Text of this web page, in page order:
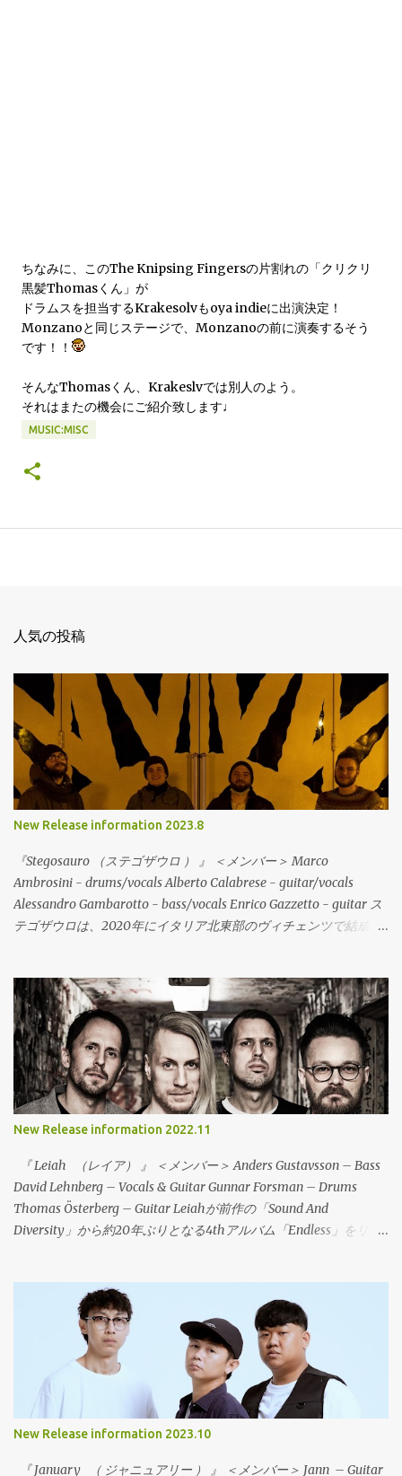
ちなみに、このThe Knipsing Fingersの片割れの「クリクリ
黒髪Thomasくん」が
ドラムスを担当するKrakesolvもoya indieに出演決定！
Monzanoと同じステージで、Monzanoの前に演奏するそう
です！！
そんなThomasくん、Krakeslvでは別人のよう。
それはまたの機会にご紹介致します♩
MUSIC:MISC
人気の投稿
New Release information 2023.8
『Stegosauro （ステゴザウロ ） 』 ＜メンバー＞ Marco
Ambrosini - drums/vocals Alberto Calabrese - guitar/vocals
Alessandro Gambarotto - bass/vocals Enrico Gazzetto - guitar ス
テゴザウロは、2020年にイタリア北東部のヴィチェンツで結成さ
るメンバーが友人を通じて知り合って活動を開始。今作は、デビ
ューEPの6曲入りで、すでにデジタルでは配信されて注目を集めて
いる。レコードは、イタリアのValerian SwingやDAGS!などのリリ
ースや来日を一緒にサポートした、To Lose La Trackとの共同でリ
リース！CDやカセットテープもリリースされ、地元のローカルレ
ーベル（Dischi Decenti / Longrail / È Un Brutto Posto Dove Vivere
/ Troppistruzzi / 1a0）が共同でリリース。まさに、ダークホース
す存在になるであろう。彼らは、MidWest Emoやマスロックなど
の影響を公言していることもあり、CAP‘N JAZZ～AMERICAN
FOOTBALL～ALGERNON CADWALLADER～SNOWINGと引き継が
れてきたサウンドが、今このバンドによって鳴らされている。冒
ロングでMidwest Emoの新時代を切り開く！ Stegosauro -
「EP」 01.Jap'n Cazz 02.Squalo 03.Van Houten 04.Tangram
05.Streghe 06.Buonanotte Raga FOMR-0101 LP (One Sided LP)
2023年7月中旬発売予定 オープンプライス 全6曲 ※To Lose La
New Release information 2022.11
『 Leiah （レイア） 』 ＜メンバー＞ Anders Gustavsson – Bass
David Lehnberg – Vocals & Guitar Gunnar Forsman – Drums
Thomas Österberg – Guitar Leiahが前作の「Sound And
Diversity」から約20年ぶりとなる4thアルバム「Endless」をリリ
2018年から、オフィシャルのInstagram や Facebookでバンドがス
タジオで新曲の制作を行っていることを告知して話題となった。
その年に16年ぶりの新曲「Surrender」を7月にデジタル配信でリ
リースした。この曲は、My Bloody ValentineやThe White Stripes
のマスタリングを務めた、Noel Summmervilleが担当した。
「Surrender」は、前作「Sound And Diversity」からの再スタート
という位置づけになっている。そして、続けてシングル「2nd」と
ックは健在で、Leiahの王道のサウンドが再び戻ってきた。この時
New Release information 2023.10
『 January （ ジャニュアリー ） 』 ＜メンバー＞ Jann – Guitar